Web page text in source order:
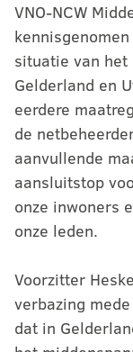
VNO-NCW
situatie van
Gelderland en
eerdere
de
aanvullende
aansluitstop
onze inwoners
onze leden.
Voorzitter
verbazing
dat in